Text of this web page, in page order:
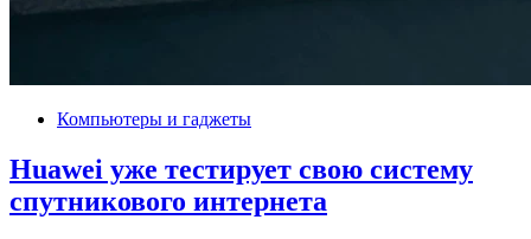
Компьютеры и гаджеты
Huawei уже тестирует свою систему
спутникового интернета